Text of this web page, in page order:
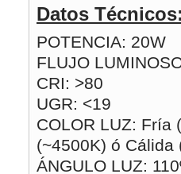
Datos
POTENCIA: 20W
FLUJO
CRI: >80
UGR: <19
COLOR LUZ: Fría
(~4500K) ó Cálida
ÁNGULO LUZ: